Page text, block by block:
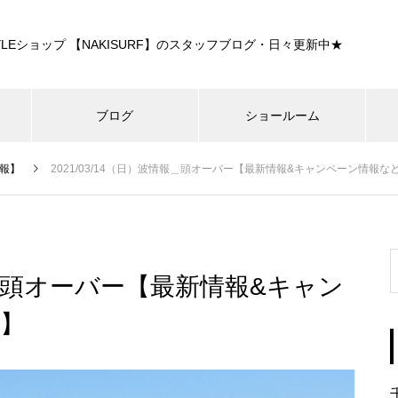
ショップ 【NAKISURF】のスタッフブログ・日々更新中★
ブログ ショールーム
】 2021/03/14（日）波情報＿頭オーバー【最新情報&キャンペーン情報な
オーバー【最新情報&キャン